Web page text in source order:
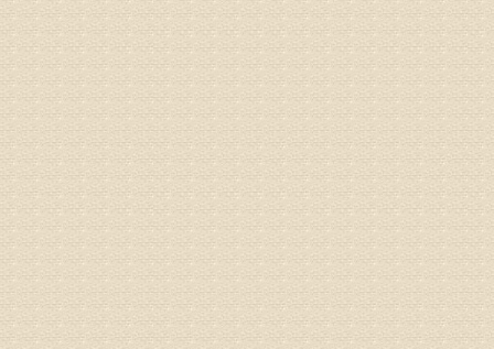
病情描
专家回
的检查
济南杏
由于专
姓名：
病情描
专家回
同时，